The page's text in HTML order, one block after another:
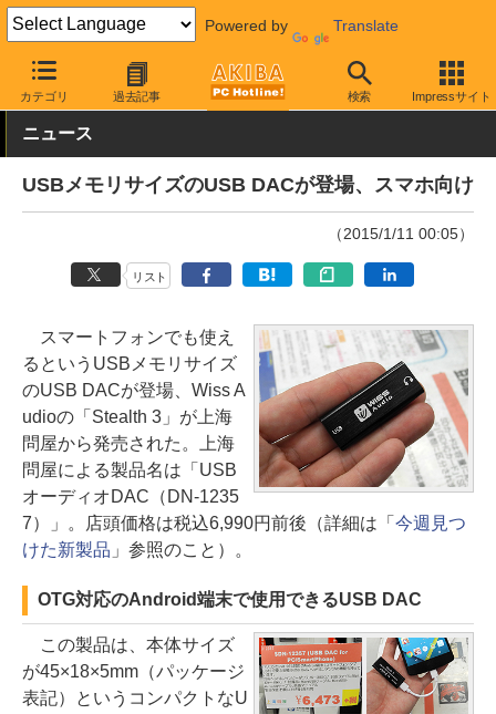
Powered by Translate
カテゴリ 過去記事 検索 Impressサイト
AKIBA PC Hotline! PCパーツ サウンドデバイス 外付けタイプ
ニュース
USBメモリサイズのUSB DACが登場、スマホ向け
（2015/1/11 00:05）
リスト
スマートフォンでも使え
るというUSBメモリサイズ
のUSB DACが登場、Wiss A
udioの「Stealth 3」が上海
問屋から発売された。上海
問屋による製品名は「USB
オーディオDAC（DN-1235
7）」。店頭価格は税込6,990円前後（詳細は「 今週見つ
けた新製品 」参照のこと）。
OTG対応のAndroid端末で使用できるUSB DAC
この製品は、本体サイズ
が45×18×5mm（パッケージ
表記）というコンパクトなU